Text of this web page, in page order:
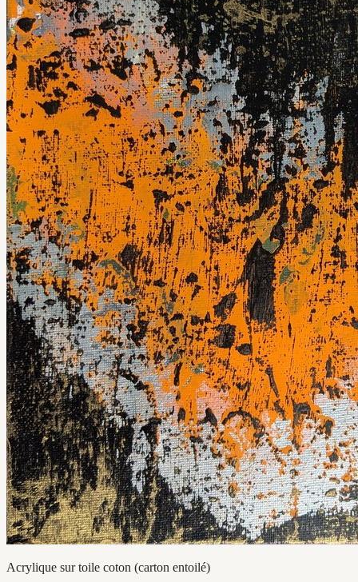
Acrylique sur toile coton (carton entoilé)